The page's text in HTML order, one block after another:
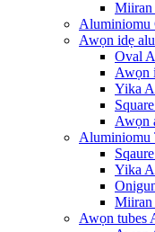
Miiran
Aluminiomu
Awọn idẹ
Oval
Awọn
Yika
Awọn
Aluminiomu
Yika
Miiran
Awọn tubes